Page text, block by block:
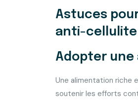
Astuces
anti-cellulite
Adopter
Une alimentation riche
soutenir les efforts